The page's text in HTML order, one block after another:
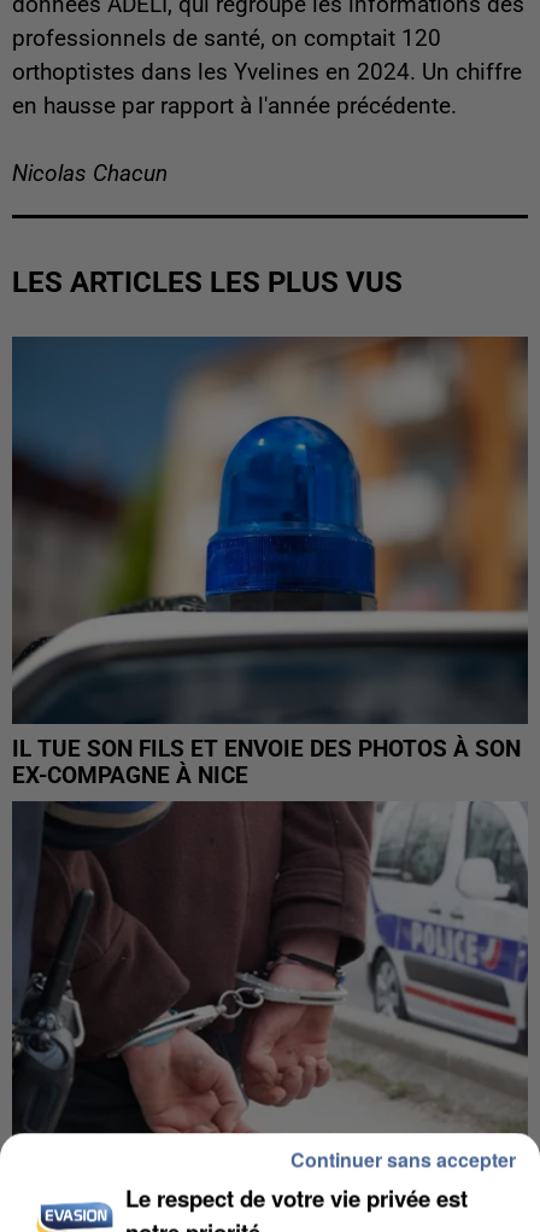
professionnels de santé, on comptait 120
orthoptistes dans les Yvelines en 2024. Un chiffre
en hausse par rapport à l'année précédente.
Nicolas Chacun
LES ARTICLES LES PLUS VUS
IL TUE SON FILS ET ENVOIE DES PHOTOS À SON
EX-COMPAGNE À NICE
L’UN DES FONDATEURS SUPPOSÉS DE LA DZ
Le respect de votre vie privée est
Continuer sans accepter